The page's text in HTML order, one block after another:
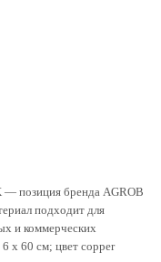
позиция бренда AGROB
подходит для
и коммерческих
x 60 см; цвет copper